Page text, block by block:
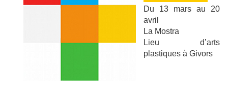
Du 13 mars au 20
avril
La Mostra
Lieu d’arts
plastiques à Givors